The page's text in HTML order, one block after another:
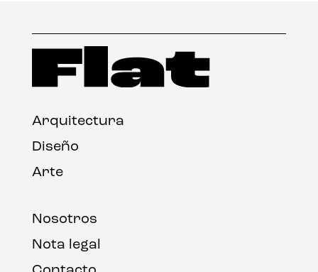
Arquitectura
Diseño
Arte
Nosotros
Nota legal